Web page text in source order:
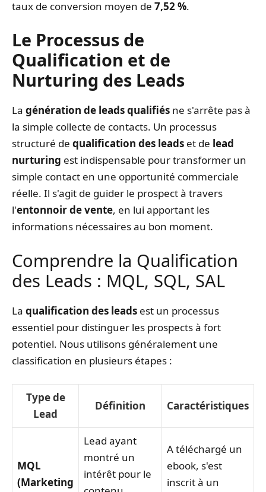
taux de conversion moyen de 7,52 %.
Le Processus de
Qualification et de
Nurturing des Leads
La génération de leads qualifiés ne s'arrête pas à
la simple collecte de contacts. Un processus
structuré de qualification des leads et de lead
nurturing est indispensable pour transformer un
simple contact en une opportunité commerciale
réelle. Il s'agit de guider le prospect à travers
l'entonnoir de vente, en lui apportant les
informations nécessaires au bon moment.
Comprendre la Qualification
des Leads : MQL, SQL, SAL
La qualification des leads est un processus
essentiel pour distinguer les prospects à fort
potentiel. Nous utilisons généralement une
classification en plusieurs étapes :
Type de
Lead
Définition Caractéristiques
MQL
(Marketing
Lead ayant
montré un
intérêt pour le
A téléchargé un
ebook, s'est
inscrit à un